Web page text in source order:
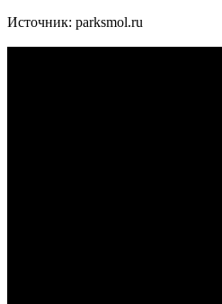
Источник: parksmol.ru